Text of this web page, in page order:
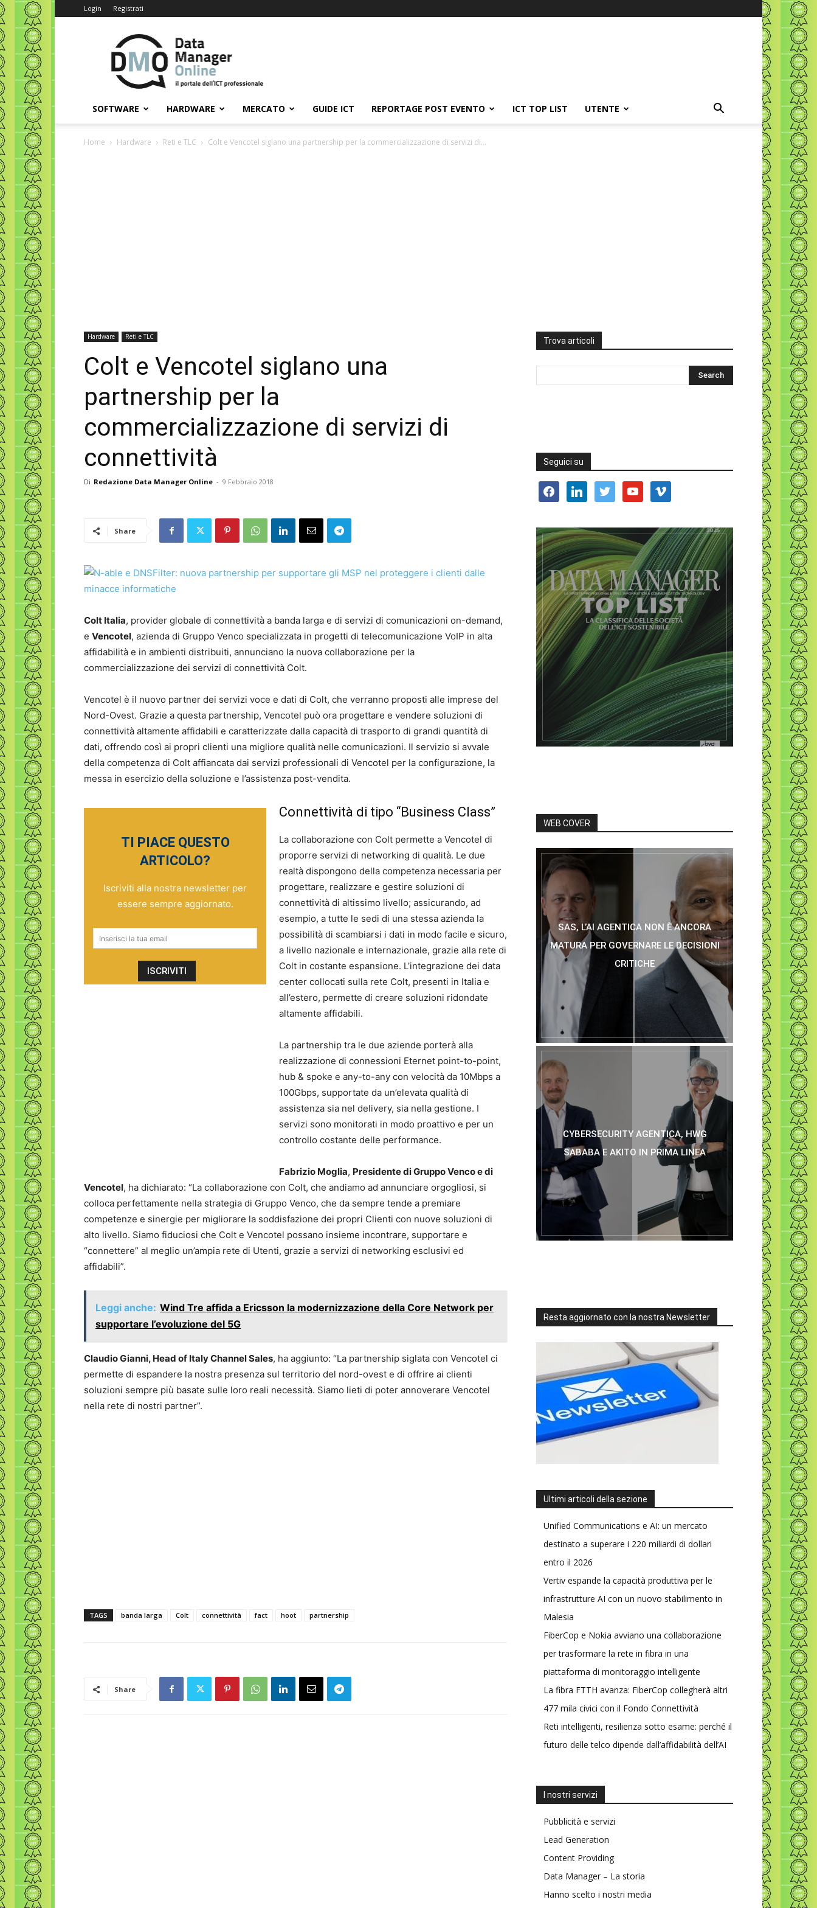
Login Registrati
Data
Manager
Online
SOFTWARE HARDWARE MERCATO GUIDE ICT REPORTAGE POST EVENTO ICT TOP LIST UTENTE
Home Hardware Reti e TLC Colt e Vencotel siglano una partnership per la commercializzazione di servizi di...
Hardware Reti e TLC
Colt e Vencotel siglano una
partnership per la
commercializzazione di servizi di
connettività
Di Redazione Data Manager Online - 9 Febbraio 2018
Share
Colt Italia, provider globale di connettività a banda larga e di servizi di comunicazioni on-demand,
e Vencotel, azienda di Gruppo Venco specializzata in progetti di telecomunicazione VoIP in alta
affidabilità e in ambienti distribuiti, annunciano la nuova collaborazione per la
commercializzazione dei servizi di connettività Colt.
Vencotel è il nuovo partner dei servizi voce e dati di Colt, che verranno proposti alle imprese del
Nord-Ovest. Grazie a questa partnership, Vencotel può ora progettare e vendere soluzioni di
connettività altamente affidabili e caratterizzate dalla capacità di trasporto di grandi quantità di
dati, offrendo così ai propri clienti una migliore qualità nelle comunicazioni. Il servizio si avvale
della competenza di Colt affiancata dai servizi professionali di Vencotel per la configurazione, la
messa in esercizio della soluzione e l’assistenza post-vendita.
TI PIACE QUESTO
ARTICOLO?
Iscriviti alla nostra newsletter per
essere sempre aggiornato.
Connettività di tipo “Business Class”
La collaborazione con Colt permette a Vencotel di
proporre servizi di networking di qualità. Le due
realtà dispongono della competenza necessaria per
progettare, realizzare e gestire soluzioni di
connettività di altissimo livello; assicurando, ad
esempio, a tutte le sedi di una stessa azienda la
possibilità di scambiarsi i dati in modo facile e sicuro,
a livello nazionale e internazionale, grazie alla rete di
Colt in costante espansione. L’integrazione dei data
center collocati sulla rete Colt, presenti in Italia e
all’estero, permette di creare soluzioni ridondate
altamente affidabili.
La partnership tra le due aziende porterà alla
realizzazione di connessioni Eternet point-to-point,
hub & spoke e any-to-any con velocità da 10Mbps a
100Gbps, supportate da un’elevata qualità di
assistenza sia nel delivery, sia nella gestione. I
servizi sono monitorati in modo proattivo e per un
controllo costante delle performance.
Fabrizio Moglia, Presidente di Gruppo Venco e di
Vencotel, ha dichiarato: “La collaborazione con Colt, che andiamo ad annunciare orgogliosi, si
colloca perfettamente nella strategia di Gruppo Venco, che da sempre tende a premiare
competenze e sinergie per migliorare la soddisfazione dei propri Clienti con nuove soluzioni di
alto livello. Siamo fiduciosi che Colt e Vencotel possano insieme incontrare, supportare e
“connettere” al meglio un’ampia rete di Utenti, grazie a servizi di networking esclusivi ed
affidabili”.
Leggi anche: Wind Tre affida a Ericsson la modernizzazione della Core Network per
supportare l’evoluzione del 5G
Claudio Gianni, Head of Italy Channel Sales, ha aggiunto: “La partnership siglata con Vencotel ci
permette di espandere la nostra presenza sul territorio del nord-ovest e di offrire ai clienti
soluzioni sempre più basate sulle loro reali necessità. Siamo lieti di poter annoverare Vencotel
nella rete di nostri partner”.
TAGS banda larga Colt connettività fact hoot partnership
Share
Trova articoli
Seguici su
facebooklinkedin twitter youtube vimeo
WEB COVER
SAS, L’AI AGENTICA NON È ANCORA
MATURA PER GOVERNARE LE DECISIONI
CRITICHE
CYBERSECURITY AGENTICA, HWG
SABABA E AKITO IN PRIMA LINEA
Resta aggiornato con la nostra Newsletter
Ultimi articoli della sezione
Unified Communications e AI: un mercato
destinato a superare i 220 miliardi di dollari
entro il 2026
Vertiv espande la capacità produttiva per le
infrastrutture AI con un nuovo stabilimento in
Malesia
FiberCop e Nokia avviano una collaborazione
per trasformare la rete in fibra in una
piattaforma di monitoraggio intelligente
La fibra FTTH avanza: FiberCop collegherà altri
477 mila civici con il Fondo Connettività
Reti intelligenti, resilienza sotto esame: perché il
futuro delle telco dipende dall’affidabilità dell’AI
I nostri servizi
Pubblicità e servizi
Lead Generation
Content Providing
Data Manager – La storia
Hanno scelto i nostri media